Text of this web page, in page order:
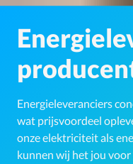
Energieleveranciers
wat prijsvoordeel
onze elektriciteit als
kunnen wij het jou